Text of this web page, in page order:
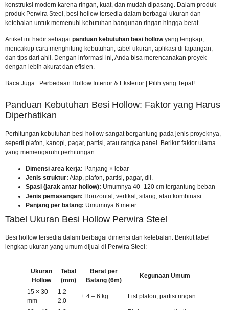
konstruksi modern karena ringan, kuat, dan mudah dipasang. Dalam produk-
produk Perwira Steel, besi hollow tersedia dalam berbagai ukuran dan
ketebalan untuk memenuhi kebutuhan bangunan ringan hingga berat.
Artikel ini hadir sebagai panduan kebutuhan besi hollowyang lengkap,
mencakup cara menghitung kebutuhan, tabel ukuran, aplikasi di lapangan,
dan tips dari ahli. Dengan informasi ini, Anda bisa merencanakan proyek
dengan lebih akurat dan efisien.
Baca Juga : Perbedaan Hollow Interior & Eksterior | Pilih yang Tepat!
Panduan Kebutuhan Besi Hollow: Faktor yang Harus
Diperhatikan
Perhitungan kebutuhan besi hollow sangat bergantung pada jenis proyeknya,
seperti plafon, kanopi, pagar, partisi, atau rangka panel. Berikut faktor utama
yang memengaruhi perhitungan:
Dimensi area kerja: Panjang × lebar
Jenis struktur: Atap, plafon, partisi, pagar, dll.
Spasi (jarak antar hollow): Umumnya 40–120 cm tergantung beban
Jenis pemasangan: Horizontal, vertikal, silang, atau kombinasi
Panjang per batang: Umumnya 6 meter
Tabel Ukuran Besi Hollow Perwira Steel
Besi hollow tersedia dalam berbagai dimensi dan ketebalan. Berikut tabel
lengkap ukuran yang umum dijual di Perwira Steel:
Ukuran
Hollow
Tebal
(mm)
Berat per
Batang (6m)
Kegunaan Umum
15 × 30
mm
1.2 –
2.0
± 4 – 6 kg List plafon, partisi ringan